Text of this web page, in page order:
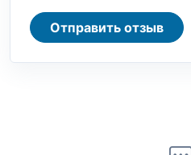
Отправить отзыв